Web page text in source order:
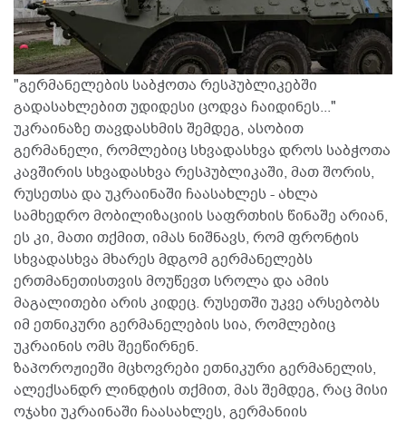
"გერმანელების საბჭოთა რესპუბლიკებში
გადასახლებით უდიდესი ცოდვა ჩაიდინეს..."
უკრაინაზე თავდასხმის შემდეგ, ასობით
გერმანელი, რომლებიც სხვადასხვა დროს საბჭოთა
კავშირის სხვადასხვა რესპუბლიკაში, მათ შორის,
რუსეთსა და უკრაინაში ჩაასახლეს - ახლა
სამხედრო მობილიზაციის საფრთხის წინაშე არიან,
ეს კი, მათი თქმით, იმას ნიშნავს, რომ ფრონტის
სხვადასხვა მხარეს მდგომ გერმანელებს
ერთმანეთისთვის მოუწევთ სროლა და ამის
მაგალითები არის კიდეც. რუსეთში უკვე არსებობს
იმ ეთნიკური გერმანელების სია, რომლებიც
უკრაინის ომს შეეწირნენ.
ზაპოროჟიეში მცხოვრები ეთნიკური გერმანელის,
ალექსანდრ ლინდტის თქმით, მას შემდეგ, რაც მისი
ოჯახი უკრაინაში ჩაასახლეს, გერმანიის